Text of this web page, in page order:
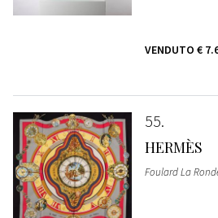
VENDUTO €
55
HERMÈS
Foulard La